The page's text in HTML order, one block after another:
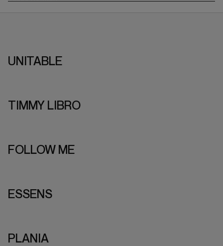
FIXE
TOUT
UNITABLE
TIMMY LIBRO
FOLLOW ME
ESSENS
PLANIA